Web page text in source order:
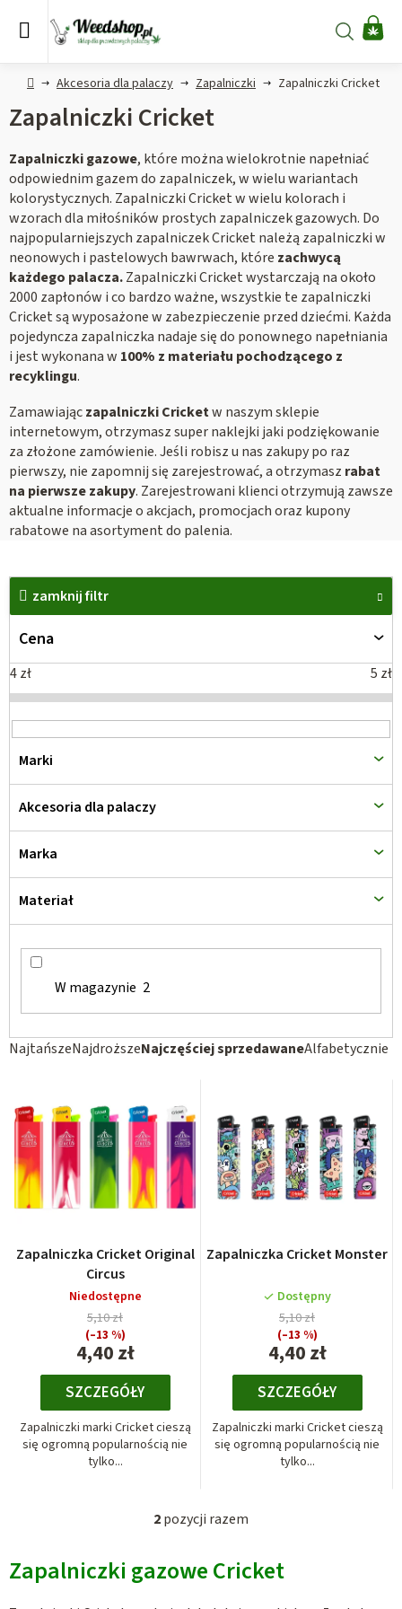
Szukaj
HomeAkcesoria dla palaczy Zapalniczki Zapalniczki Cricket
Zapalniczki Cricket
Zapalniczki gazowe, które można wielokrotnie napełniać
odpowiednim gazem do zapalniczek, w wielu wariantach
kolorystycznych. Zapalniczki Cricket w wielu kolorach i
wzorach dla miłośników prostych zapalniczek gazowych. Do
najpopularniejszych zapalniczek Cricket należą zapalniczki w
neonowych i pastelowych bawrwach, które zachwycą
każdego palacza.Zapalniczki Cricket wystarczają na około
2000 zapłonów i co bardzo ważne, wszystkie te zapalniczki
Cricket są wyposażone w zabezpieczenie przed dziećmi. Każda
pojedyncza zapalniczka nadaje się do ponownego napełniania
i jest wykonana w 100% z materiału pochodzącego z
recyklingu.
Zamawiajączapalniczki Cricketw naszym sklepie
internetowym, otrzymasz super naklejki jaki podziękowanie
za złożone zamówienie. Jeśli robisz u nas zakupy po raz
pierwszy, nie zapomnij się zarejestrować, a otrzymasz rabat
na pierwsze zakupy. Zarejestrowani klienci otrzymują zawsze
aktualne informacje o akcjach, promocjach oraz kupony
rabatowe na asortyment do palenia.
S
r
t
o
w
a
NajtańszeNajdroższeNajczęściej sprzedawaneAlfabetycznie
zamknij filtr
Cena
4zł 5 zł
W magazynie 2
Marki
Akcesoria dla palaczy
Marka
Materiał
L
s
a
p
r
o
d
u
k
ó
w
Zapalniczka Cricket Original
Circus
Niedostępne
4,40 zł
5,10 zł
(–13 %)
SZCZEGÓŁY
Zapalniczki marki Cricket cieszą
się ogromną popularnością nie
tylko...
Zapalniczka Cricket Monster
Dostępny
4,40 zł
5,10 zł
(–13 %)
SZCZEGÓŁY
Zapalniczki marki Cricket cieszą
się ogromną popularnością nie
tylko...
K
n
2pozycji razem
Zapalniczki gazowe Cricket